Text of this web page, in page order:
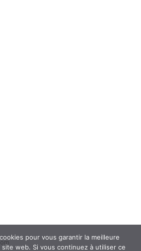
pour vous garantir la meilleure
web. Si vous continuez à utiliser ce